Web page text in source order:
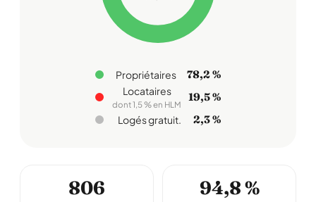
Propriétaires 78,2 %
Locataires
dont 1,5 % en HLM
19,5 %
Logés gratuit. 2,3 %
806 94,8 %